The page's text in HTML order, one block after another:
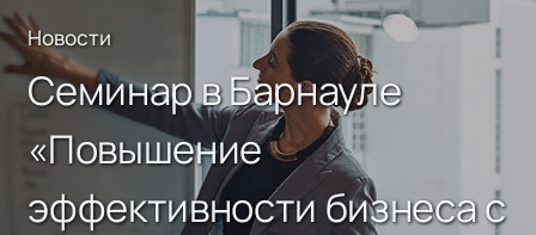
Новости
Семинар в Барнауле
«Повышение
эффективности бизнеса с